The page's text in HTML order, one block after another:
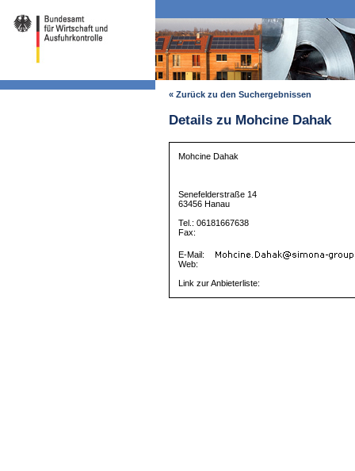
« Zurück zu den Suchergebnissen
Details zu Mohcine Dahak
Mohcine Dahak
Senefelderstraße 14
63456 Hanau
Tel.: 06181667638
Fax:
E-Mail:
Web:
Link zur Anbieterliste: